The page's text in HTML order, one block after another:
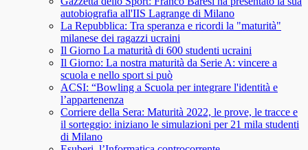
autobiografia all'IIS Lagrange di Milano
La Repubblica: Tra speranza e ricordi la "maturità"
milanese dei ragazzi ucraini
Il Giorno La maturità di 600 studenti ucraini
Il Giorno: La nostra maturità da Serie A: vincere a
scuola e nello sport si può
ACSI: “Bowling a Scuola per integrare l'identità e
l’appartenenza
Corriere della Sera: Maturità 2022, le prove, le tracce e
il sorteggio: iniziano le simulazioni per 21 mila studenti
di Milano